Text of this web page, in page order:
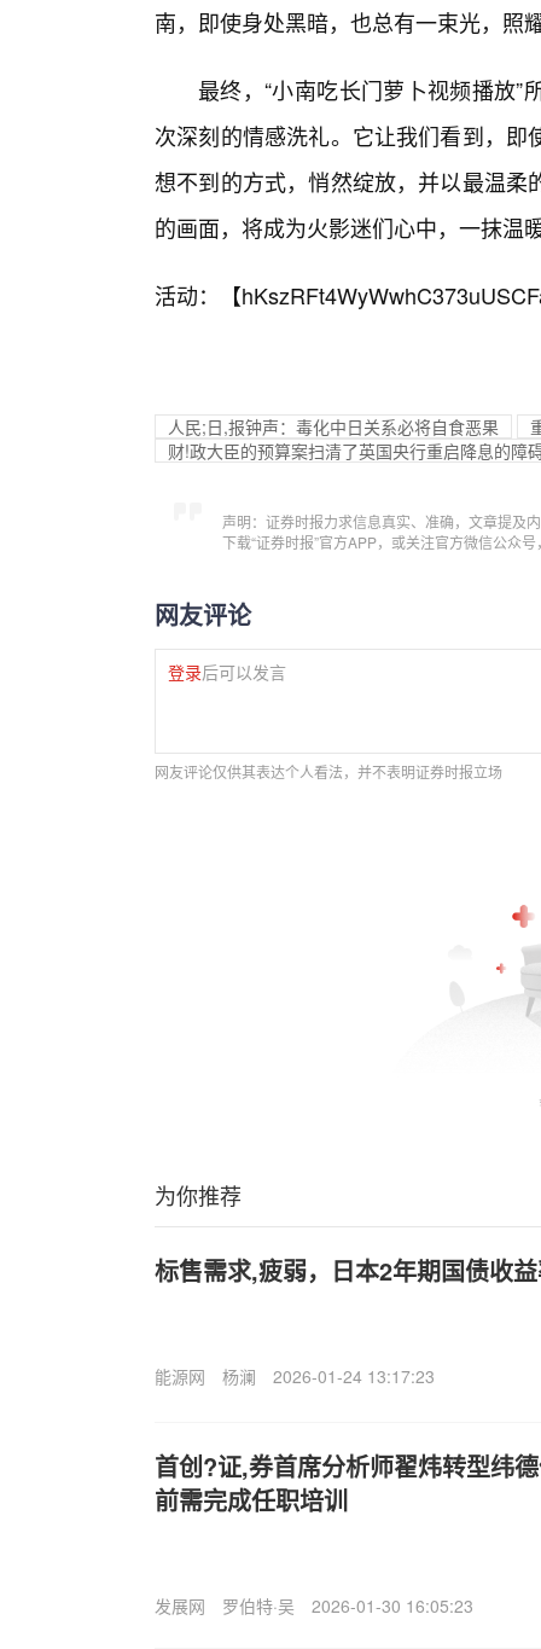
南，即使身处黑暗，也总有一束光，照
最终，“小南吃长门萝卜视频播放
次深刻的情感洗礼。它让我们看到，
想不到的方式，悄然绽放，并以最温
的画面，将成为火影迷们心中，一抹温
活动：【
人民;日,报钟声：毒化中日关系必将自食恶果
财!政大臣的预算案扫清了英国央行重启降息的障
声明：证券时报力求信息真实、准确，文章提及
下载“证券时报”官方APP，或关注官方微信公众
网友评论
登录后可以发言
网友评论仅供其表达个人看法，并不表明证券时报立场
为你推荐
标售需求,疲弱，日本2年期国债收
能源网 杨澜 2026-01-24 13:17:23
首创?证,券首席分析师翟炜转型纬
前需完成任职培训
发展网 罗伯特·吴 2026-01-30 16:05:23